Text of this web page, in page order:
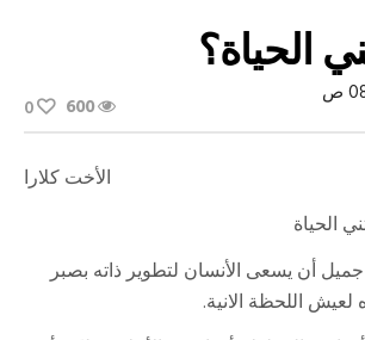
الحياة؟
600
0
الأخت كلارا
الحياة
جميل أن يسعى الأنسان لتطوير ذاته بصبر
اللحظة الانية.